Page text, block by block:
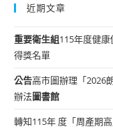
近期文章
重要衛生組115年度健
得獎名單
公告高市圖辦理「2026
辦法圖書館
轉知115年 度「周產期